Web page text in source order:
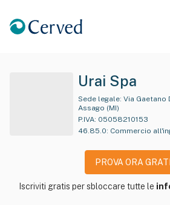
Urai Spa
Sede legale:
Assago (MI)
P.IVA: 05058210153
46.85.0: Commercio
PROVA ORA
Iscriviti gratis per sbloccare tutte le